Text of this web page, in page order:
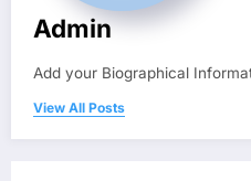
Admin
Add your Biographical
View All Posts